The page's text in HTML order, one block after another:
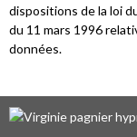
dispositions de la loi
du 11 mars 1996
données.